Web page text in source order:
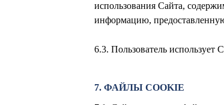
использования Сайта,
информацию,
6.3. Пользователь использует
7. ФАЙЛЫ COOKIE